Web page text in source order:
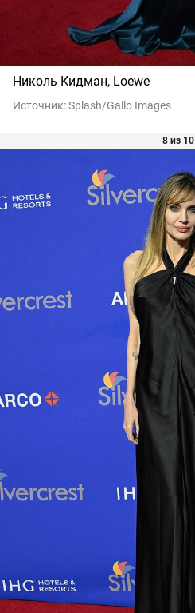
Николь Кидман, Loewe
Источник:Splash/Gallo Images
8 из 10